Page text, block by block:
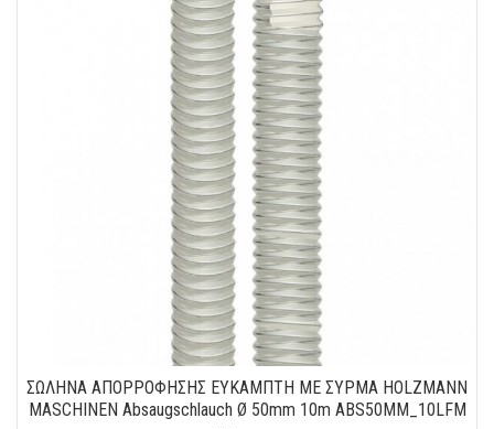
ΣΩΛΗΝΑ ΑΠΟΡΡΟΦΗΣΗΣ ΕΥΚΑΜΠΤΗ ΜΕ ΣΥΡΜΑ HOLZMANN
MASCHINEN Absaugschlauch Ø 50mm 10m ABS50MM_10LFM